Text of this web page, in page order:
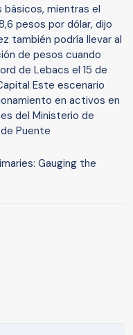
básicos, mientras el
pesos por dólar, dijo
también podría llevar al
de pesos cuando
de Lebacs el 15 de
Este escenario
en activos en
del Ministerio de
Puente
Gauging the